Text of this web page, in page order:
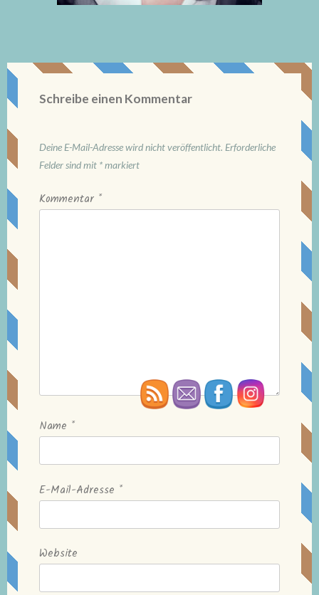
Schreibe einen Kommentar
Deine E-Mail-Adresse wird nicht veröffentlicht. Erforderliche
Felder sind mit *markiert
Kommentar *
Name *
E-Mail-Adresse *
Website